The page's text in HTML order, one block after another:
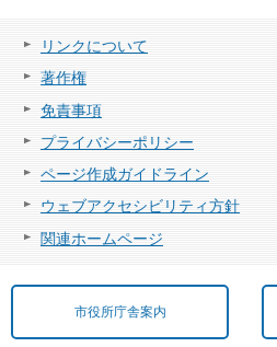
リンクについて
著作権
免責事項
プライバシーポリシー
ページ作成ガイドライン
ウェブアクセシビリティ方針
関連ホームページ
市役所庁舎案内